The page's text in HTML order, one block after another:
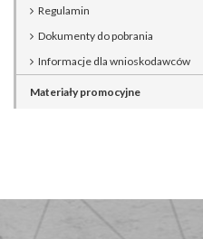
Regulamin
Dokumenty do pobrania
Informacje dla wnioskodawców
Materiały promocyjne